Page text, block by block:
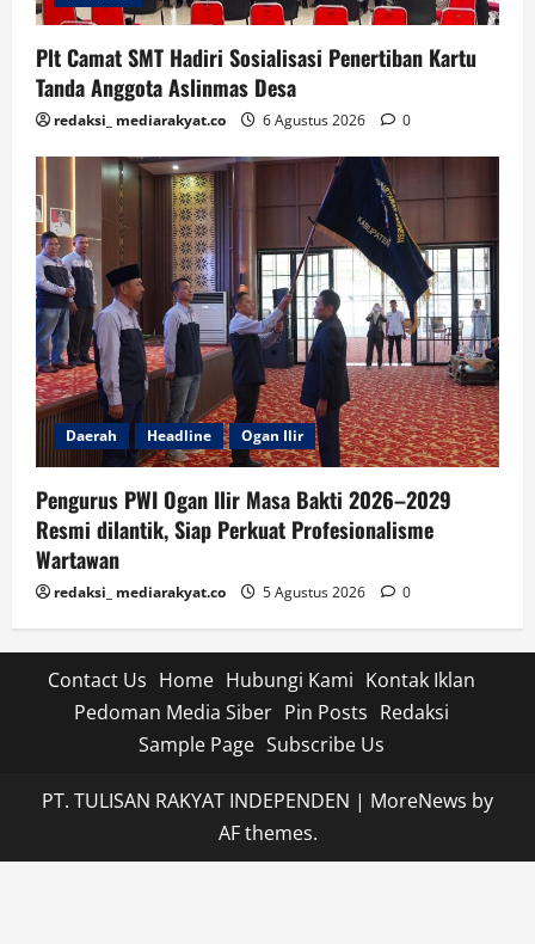
Plt Camat SMT Hadiri Sosialisasi Penertiban Kartu
Tanda Anggota Aslinmas Desa
redaksi_ mediarakyat.co 6 Agustus 2026 0
Daerah Headline Ogan Ilir
Pengurus PWI Ogan Ilir Masa Bakti 2026–2029
Resmi dilantik, Siap Perkuat Profesionalisme
Wartawan
redaksi_ mediarakyat.co 5 Agustus 2026 0
Contact Us Home Hubungi Kami Kontak Iklan
Pedoman Media Siber Pin Posts Redaksi
Sample Page Subscribe Us
PT. TULISAN RAKYAT INDEPENDEN | MoreNews by
AF themes.